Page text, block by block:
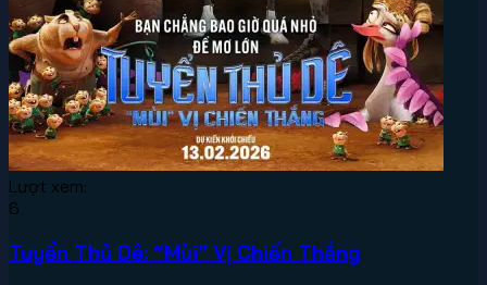
Lượt xem:
6
Tuyển Thủ Dê: “Mùi” Vị Chiến Thắng